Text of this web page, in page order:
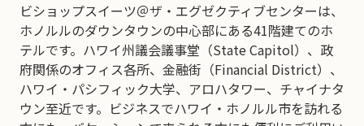
ビショップスイーツ＠ザ・エグゼクティブセンターは、
ホノルルのダウンタウンの中心部にある41階建てのホ
テルです。ハワイ州議会議事堂（State Capitol）、政
府関係のオフィス各所、金融街（Financial District）、
ハワイ・パシフィック大学、アロハタワー、チャイナタ
ウン至近です。ビジネスでハワイ・ホノルル市を訪れる